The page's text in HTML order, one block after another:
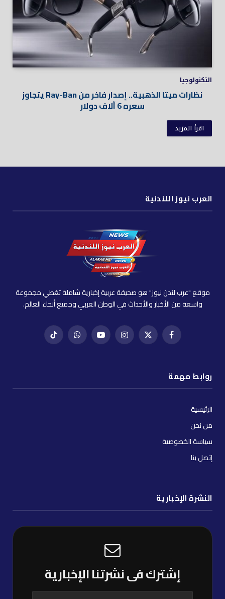
التكنولوجيا
نظارات ميتا الذهبية.. إصدار فاخر من Ray-Ban يتجاوز
سعره 6 آلاف دولار
اقرأ المزيد
العرب نيوز اللندنية
موقع "عرب لندن نيوز" هو صحيفة عربية إخبارية شاملة تغطي مجموعة
واسعة من الأخبار والأحداث في الوطن العربي وجميع أنحاء العالم.
فيسبوكX
إنستغراميوتيوب واتساب تيك
روابط مهمة
الرئيسية
من نحن
سياسة الخصوصية
إتصل بنا
النشرة الإخبارية
إشترك فى نشرتنا الإخبارية